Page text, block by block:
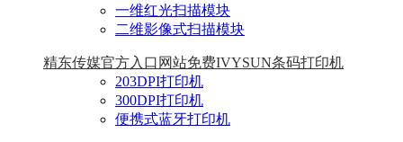
一维红光扫描模块
二维影像式扫描模块
精东传媒官方入口网站免费IVYSUN条码打印机
203DPI打印机
300DPI打印机
便携式蓝牙打印机